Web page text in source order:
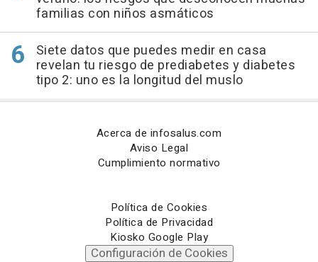
familias con niños asmáticos
Siete datos que puedes medir en casa
revelan tu riesgo de prediabetes y diabetes
tipo 2: uno es la longitud del muslo
Acerca de infosalus.com
Aviso Legal
Cumplimiento normativo
Política de Cookies
Política de Privacidad
Kiosko Google Play
Configuración de Cookies